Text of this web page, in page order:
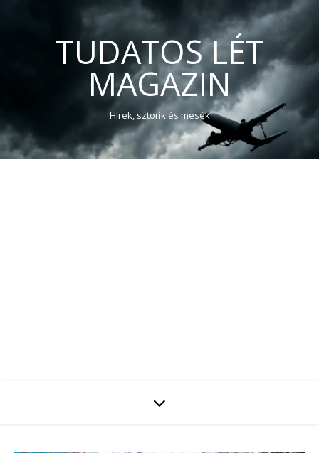
TUDATOS LÉT
MAGAZIN
Hírek, sztorik és mesék